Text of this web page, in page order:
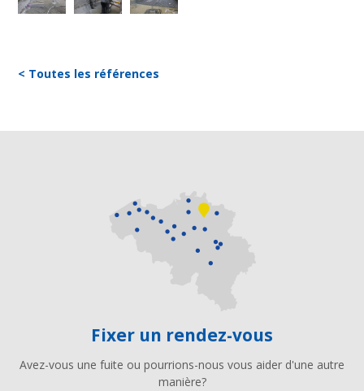
< Toutes les références
Fixer un rendez-vous
Avez-vous une fuite ou pourrions-nous vous aider d'une autre
manière?